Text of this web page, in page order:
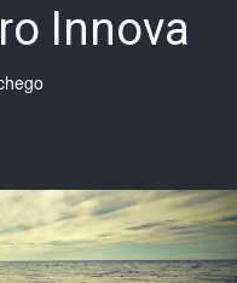
Innova